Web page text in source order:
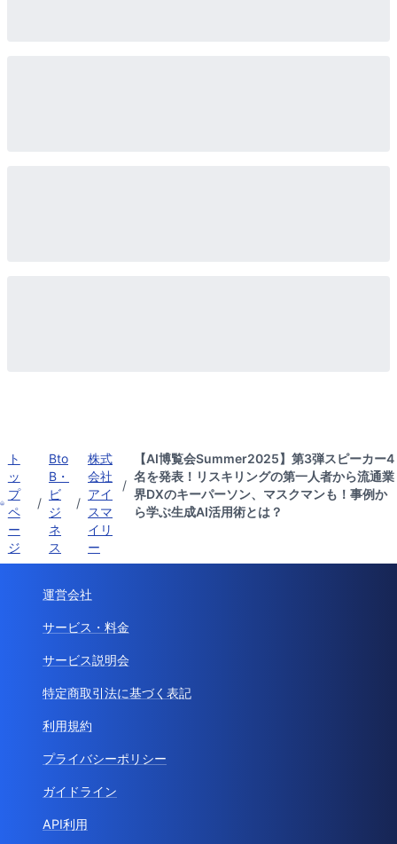
ト
ッ
プ
ペ
ー
ジ
/
Bto
B・
ビ
ジ
ネ
ス
/
株式
会社
アイ
スマ
イリ
ー
/
【AI博覧会Summer2025】第3弾スピーカー4
名を発表！リスキリングの第一人者から流通業
界DXのキーパーソン、マスクマンも！事例か
ら学ぶ生成AI活用術とは？
運営会社
サービス・料金
サービス説明会
特定商取引法に基づく表記
利用規約
プライバシーポリシー
ガイドライン
API利用